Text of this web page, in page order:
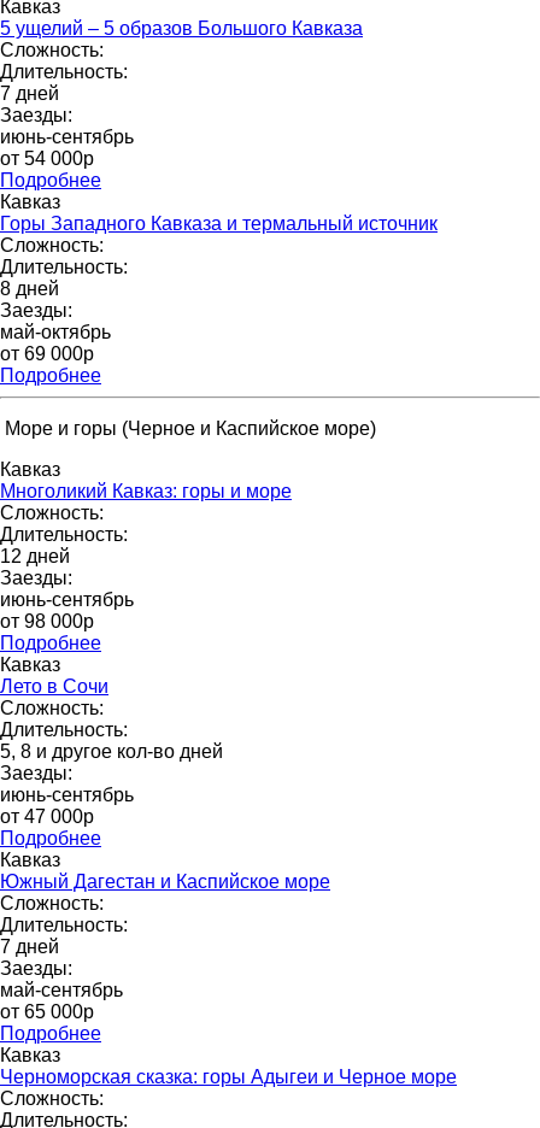
Кавказ
5 ущелий – 5 образов Большого Кавказа
Сложность:
Длительность:
7 дней
Заезды:
июнь-сентябрь
от 54 000р
Подробнее
Кавказ
Горы Западного Кавказа и термальный источник
Сложность:
Длительность:
8 дней
Заезды:
май-октябрь
от 69 000p
Подробнее
Море и горы (Черное и Каспийское море)
Кавказ
Многоликий Кавказ: горы и море
Сложность:
Длительность:
12 дней
Заезды:
июнь-сентябрь
от 98 000p
Подробнее
Кавказ
Лето в Сочи
Сложность:
Длительность:
5, 8 и другое кол-во дней
Заезды:
июнь-сентябрь
от 47 000р
Подробнее
Кавказ
Южный Дагестан и Каспийское море
Сложность:
Длительность:
7 дней
Заезды:
май-сентябрь
от 65 000p
Подробнее
Кавказ
Черноморская сказка: горы Адыгеи и Черное море
Сложность:
Длительность: